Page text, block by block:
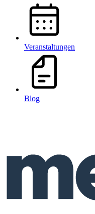
Veranstaltungen
Blog